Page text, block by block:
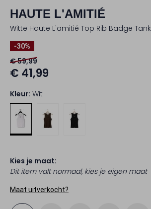
HAUTE L'AMITIÉ
Witte Haute L'amitié Top Rib Badge Tank
-30%
€ 59,99
€ 41,99
Kleur: Wit
Kies je maat:
Dit item valt normaal, kies je eigen maat
Maat uitverkocht?